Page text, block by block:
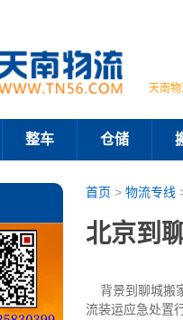
天南
整车 仓储
首页 > 物流专线
北京到
背景到聊城搬
流装运应急处置